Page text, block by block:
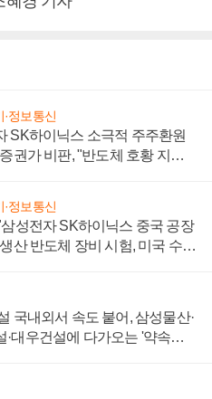
·정보통신
SK하이닉스 소극적 주주환원
권가 비판, "반도체 호황 지속
·정보통신
성전자 SK하이닉스 중국 공장
산 반도체 장비 시험, 미국 수출
국내외서 속도 붙어, 삼성물산·
·대우건설에 다가오는 '약속의